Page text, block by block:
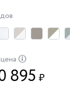
895 ₽